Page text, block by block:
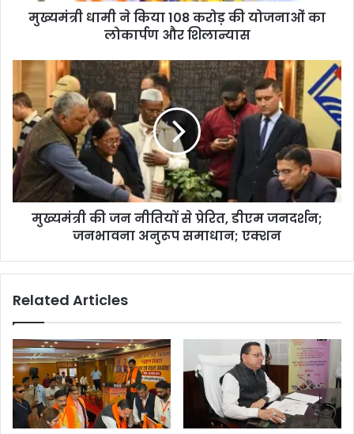
मुख्यमंत्री धामी ने किया 108 करोड़ की योजनाओं का
लोकार्पण और शिलान्यास
मुख्यमंत्री की जन नीतियों से प्रेरित, डीएम जनदर्शन;
जनभावना अनुरूप समाधान; एक्शन
Related Articles